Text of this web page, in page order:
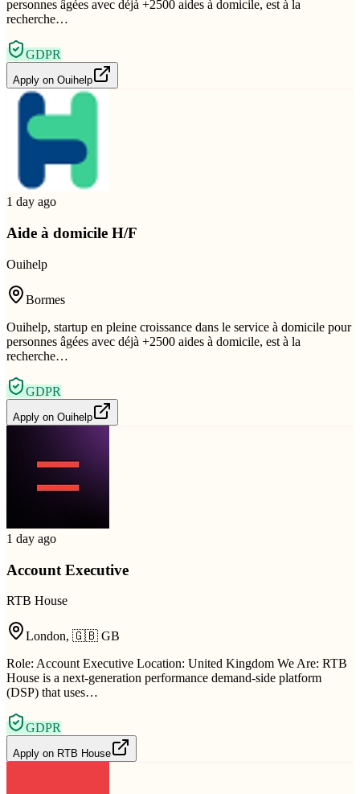
personnes âgées avec déjà +2500 aides à domicile, est à la
recherche…
GDPR
Apply on Ouihelp
1 day ago
Aide à domicile H/F
Ouihelp
Bormes
Ouihelp, startup en pleine croissance dans le service à domicile pour
personnes âgées avec déjà +2500 aides à domicile, est à la
recherche…
GDPR
Apply on Ouihelp
1 day ago
Account Executive
RTB House
London, 🇬🇧 GB
Role: Account Executive Location: United Kingdom We Are: RTB
House is a next-generation performance demand-side platform
(DSP) that uses…
GDPR
Apply on RTB House